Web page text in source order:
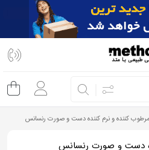
کننده و نرم کننده دست و صورت رنسانس
دست و صورت رنسانس